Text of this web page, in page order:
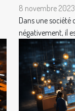
8 novembre
Dans une société
négativement, il